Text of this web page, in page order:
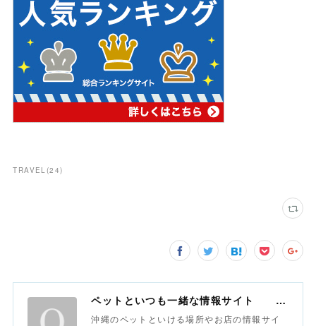
TRAVEL(24)
ペットといつも一緒な情報サイト おさんぽ沖縄
沖縄のペットといける場所やお店の情報サイ